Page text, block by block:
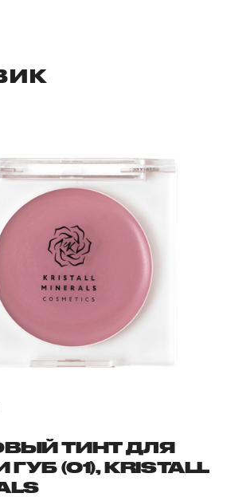
ТИНТ ДЛЯ
(01), KRISTALL